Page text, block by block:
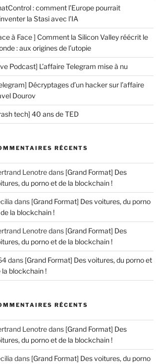
: comment l’Europe pourrait
la Stasi avec l’IA
à Face ] Comment la Silicon Valley réécrit le
: aux origines de l’utopie
Podcast] L’affaire Telegram mise à nu
Décryptages d’un hacker sur l’affaire
Dourov
tech] 40 ans de TED
RÉCENTS
Lenotredans [Grand Format] Des
du porno et de la blockchain !
dans [Grand Format] Des voitures, du porno
la blockchain !
Lenotredans [Grand Format] Des
du porno et de la blockchain !
dans [Grand Format] Des voitures, du porno et
la blockchain !
RÉCENTS
Lenotredans [Grand Format] Des
du porno et de la blockchain !
dans [Grand Format] Des voitures, du porno